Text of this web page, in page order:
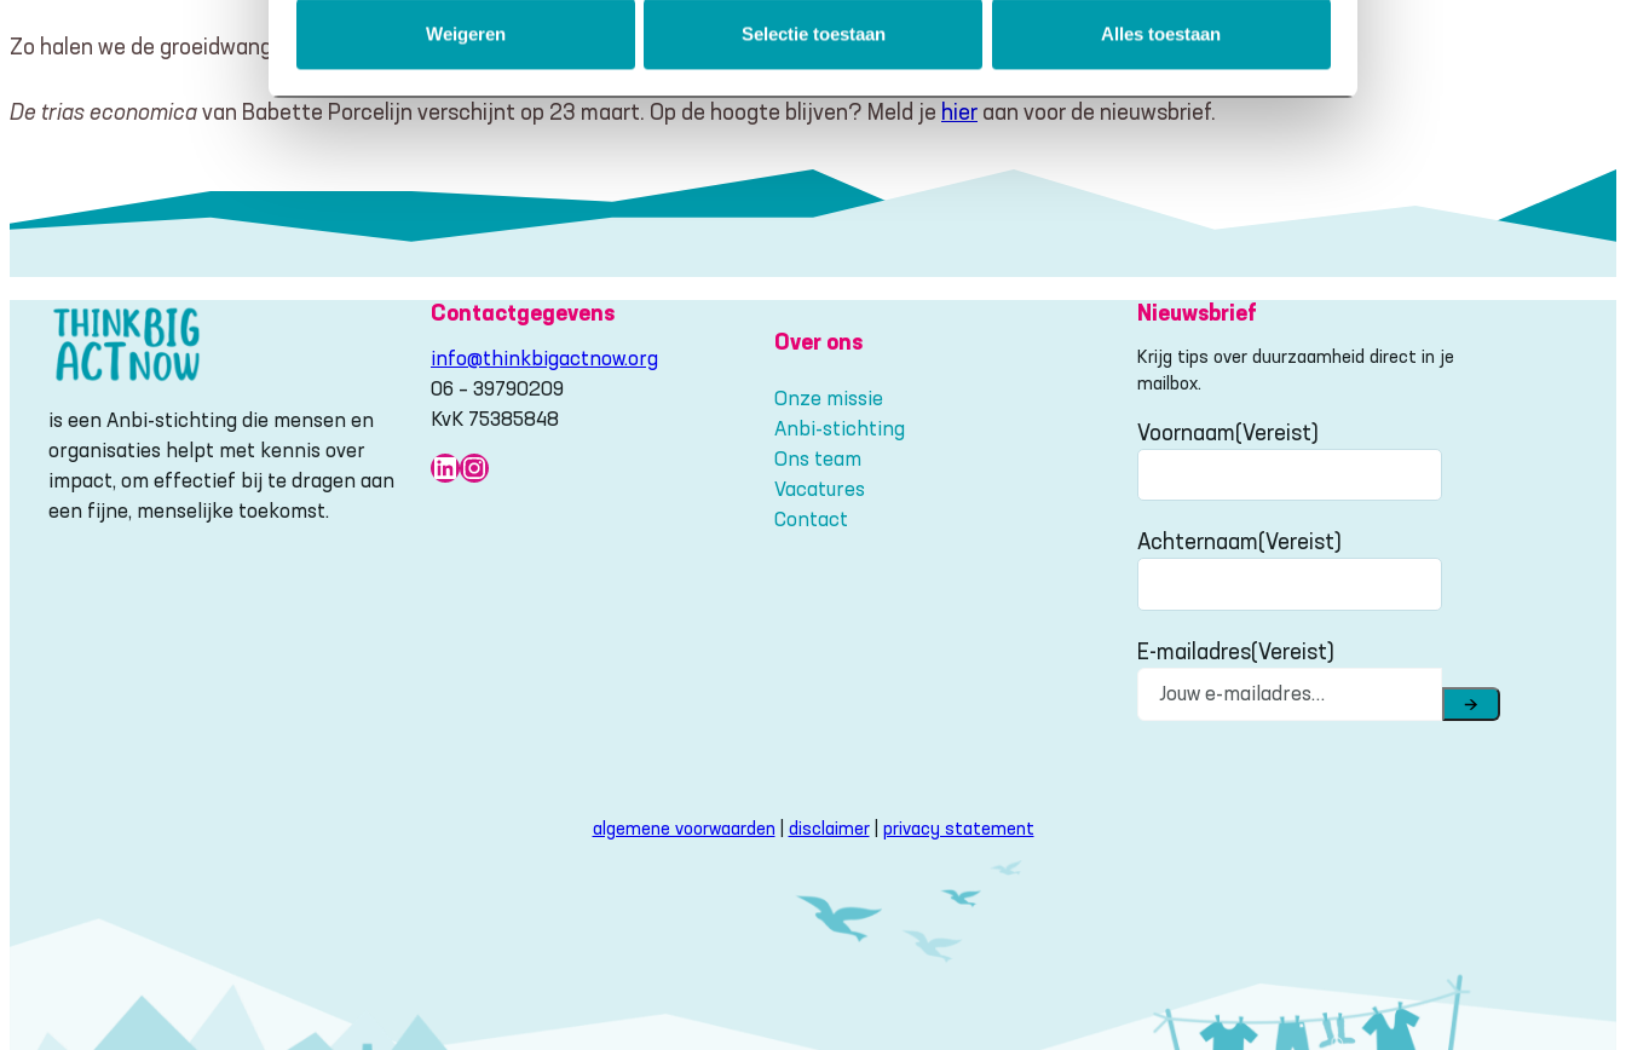
Weigeren Selectie toestaan Alles toestaan
Zo halen we de groeidwang uit het systeem.
De trias economicavan Babette Porcelijn verschijnt op 23 maart. Op de hoogte blijven? Meld je hier aan voor de nieuwsbrief.
is een Anbi-stichting die mensen en
organisaties helpt met kennis over
impact, om effectief bij te dragen aan
een fijne, menselijke toekomst.
Contactgegevens
info@thinkbigactnow.org
06 – 39790209
KvK 75385848
LinkedIn
Instagram
Over ons
Onze missie
Anbi-stichting
Ons team
Vacatures
Contact
Nieuwsbrief
Krijg tips over duurzaamheid direct in je
mailbox.
Voornaam(Vereist)
Achternaam(Vereist)
E-mailadres(Vereist)
→
algemene voorwaarden disclaimer| privacy statement